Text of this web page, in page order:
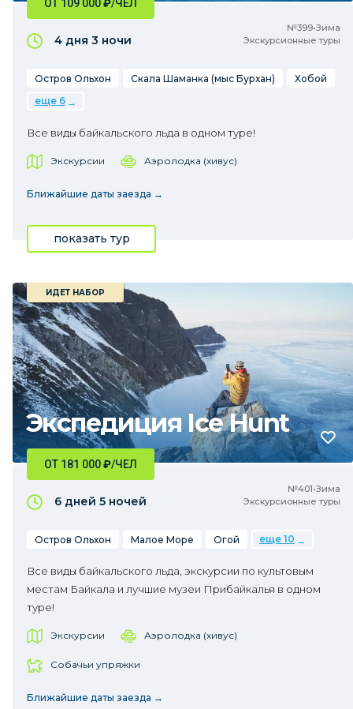
№399•Зима
Экскурсионные туры
ОТ 109 000₽/ЧЕЛ
4 дня 3 ночи
Остров Ольхон Скала Шаманка (мыс Бурхан)
Хобой
еще 6
Все виды байкальского льда в одном туре!
Экскурсии Аэролодка (хивус)
Ближайшие даты заезда →
показать тур
Экспедиция Ice Hunt
ИДЕТ НАБОР
№401•Зима
Экскурсионные туры
ОТ 181 000₽/ЧЕЛ
6 дней 5 ночей
Остров Ольхон Малое Море Огой еще 10
Все виды байкальского льда, экскурсии по культовым
местам Байкала и лучшие музеи Прибайкалья в одном
туре!
Экскурсии Аэролодка (хивус)
Собачьи упряжки
Ближайшие даты заезда →